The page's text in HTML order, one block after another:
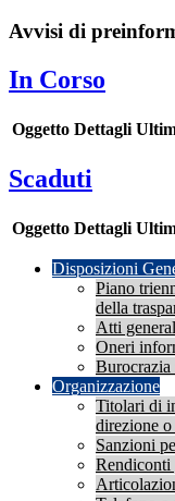
Avvisi di
In Corso
Oggetto Dettagli
Scaduti
Oggetto Dettagli
Disposizioni
Piano
della
Atti
Oneri
Burocrazia
Organizzazione
Titolari di
direzione
Sanzioni